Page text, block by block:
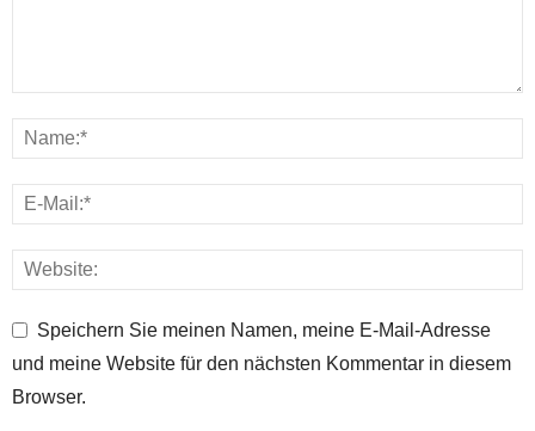
Speichern Sie meinen Namen, meine E-Mail-Adresse
und meine Website für den nächsten Kommentar in diesem
Browser.